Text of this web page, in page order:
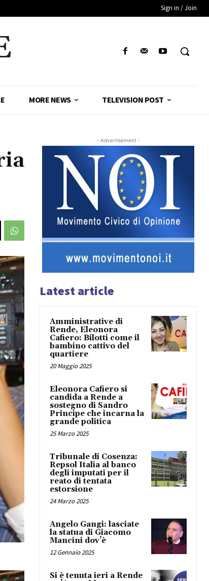
Sign in / Join
MORE NEWS TELEVISION POST
- Advertisement -
Latest article
Amministrative di
Rende, Eleonora
Cafiero: Bilotti come il
bambino cattivo del
quartiere
20 Maggio 2025
Eleonora Cafiero si
candida a Rende a
sostegno di Sandro
Principe che incarna la
grande politica
25 Marzo 2025
Tribunale di Cosenza:
Repsol Italia al banco
degli imputati per il
reato di tentata
estorsione
24 Marzo 2025
Angelo Gangi: lasciate
la statua di Giacomo
Mancini dov’è
12 Gennaio 2025
Si è tenuta ieri a Rende